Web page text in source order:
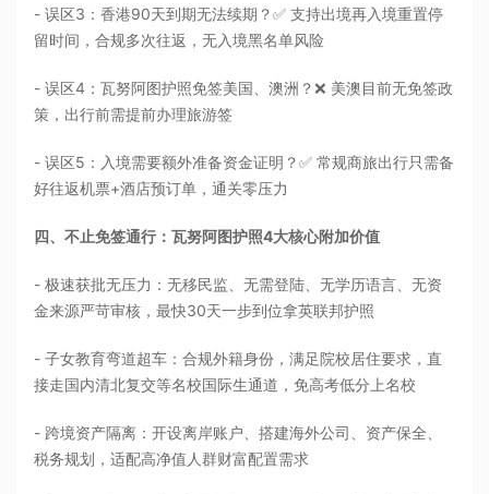
- 误区3：香港90天到期无法续期？✅ 支持出境再入境重置停
留时间，合规多次往返，无入境黑名单风险
- 误区4：瓦努阿图护照免签美国、澳洲？❌ 美澳目前无免签政
策，出行前需提前办理旅游签
- 误区5：入境需要额外准备资金证明？✅ 常规商旅出行只需备
好往返机票+酒店预订单，通关零压力
四、不止免签通行：瓦努阿图护照4大核心附加价值
- 极速获批无压力：无移民监、无需登陆、无学历语言、无资
金来源严苛审核，最快30天一步到位拿英联邦护照
- 子女教育弯道超车：合规外籍身份，满足院校居住要求，直
接走国内清北复交等名校国际生通道，免高考低分上名校
- 跨境资产隔离：开设离岸账户、搭建海外公司、资产保全、
税务规划，适配高净值人群财富配置需求